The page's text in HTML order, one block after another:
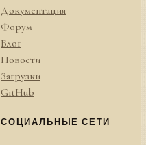
Документация
Форум
Блог
Новости
Загрузки
GitHub
СОЦИАЛЬНЫЕ СЕТИ